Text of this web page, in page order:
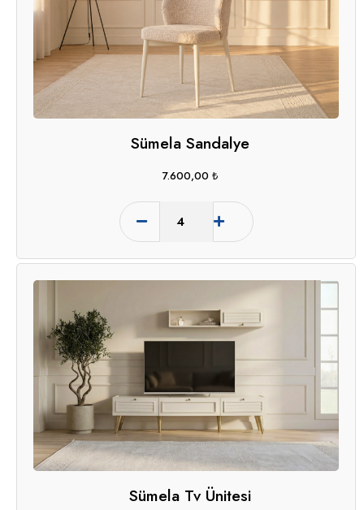
Sümela Sandalye
7.600,00 ₺
Sümela Tv Ünitesi